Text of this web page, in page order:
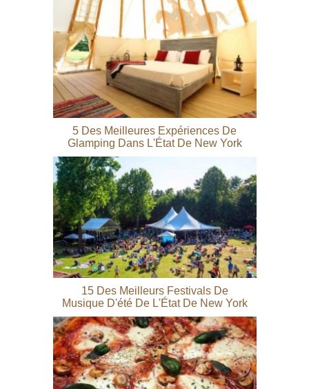
5 Des Meilleures Expériences De
Glamping Dans L'État De New York
15 Des Meilleurs Festivals De
Musique D'été De L'État De New York